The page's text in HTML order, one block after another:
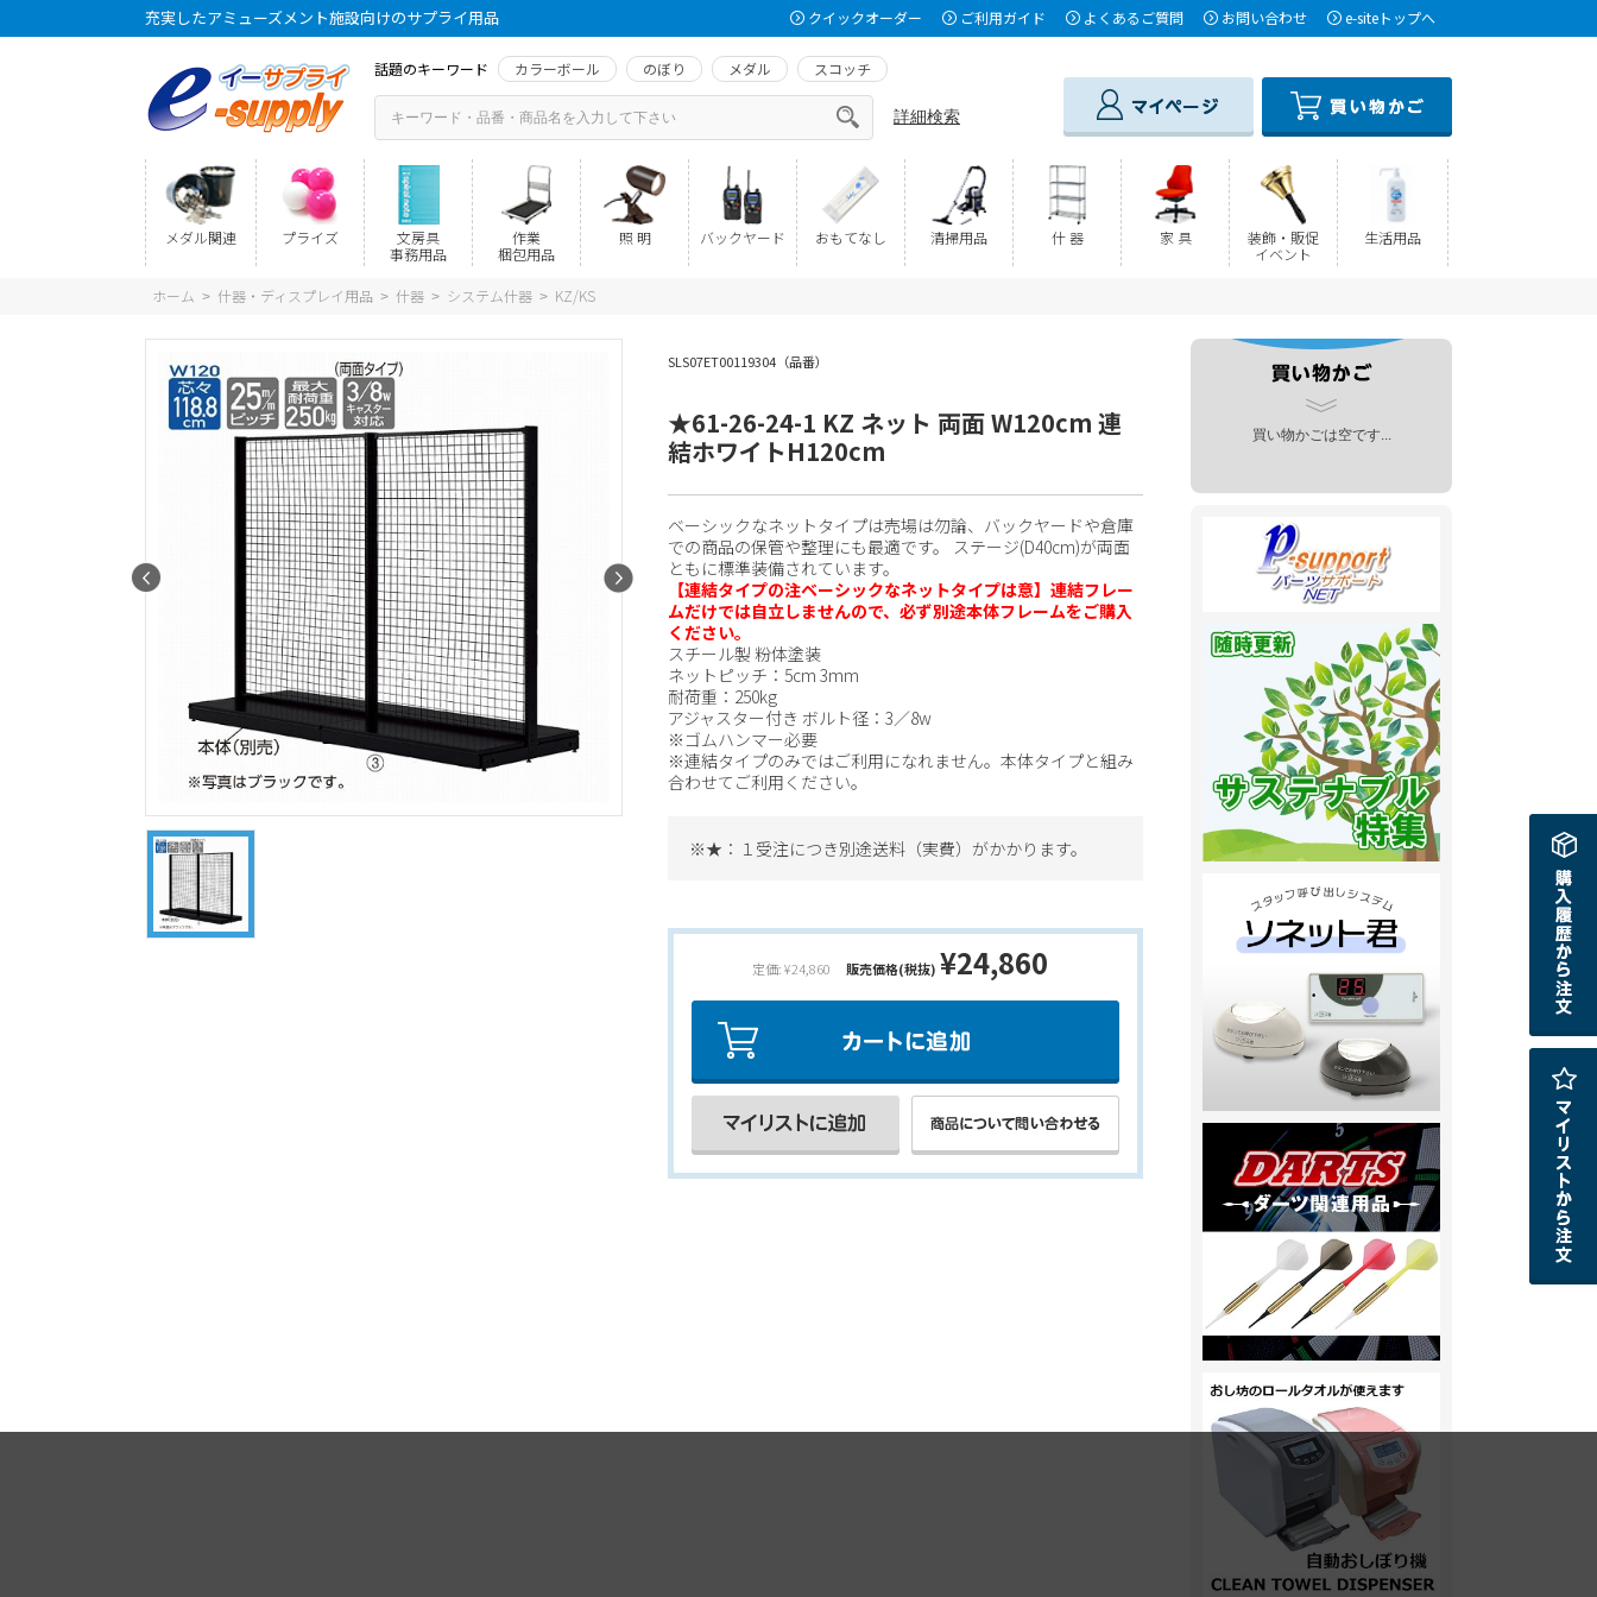
充実したアミューズメント施設向けのサプライ用品 クイックオーダー ご利用ガイド よくあるご質問 お問い合わせ e-siteトップへ
話題のキーワード カラーボール のぼり メダル スコッチ
詳細検索
メダル関連 プライズ
文房具
事務用品
作業
梱包用品
照 明 バックヤード おもてなし 清掃用品 什 器 家 具
装飾・販促
イベント
生活用品
ホーム > 什器・ディスプレイ用品 > 什器 > システム什器 > KZ/KS
SLS07ET00119304（品番）
★61-26-24-1 KZ ネット 両面 W120cm 連
結ホワイトH120cm
ベーシックなネットタイプは売場は勿論、バックヤードや倉庫
での商品の保管や整理にも最適です。 ステージ(D40cm)が両面
ともに標準装備されています。
【連結タイプの注ベーシックなネットタイプは意】連結フレー
ムだけでは自立しませんので、必ず別途本体フレームをご購入
ください。
スチール製 粉体塗装
ネットピッチ：5cm 3mm
耐荷重：250kg
アジャスター付き ボルト径：3／8w
※ゴムハンマー必要
※連結タイプのみではご利用になれません。本体タイプと組み
合わせてご利用ください。
※★：１受注につき別途送料（実費）がかかります。
定価: ¥24,860 販売価格(税抜) ¥24,860
買い物かごは空です...